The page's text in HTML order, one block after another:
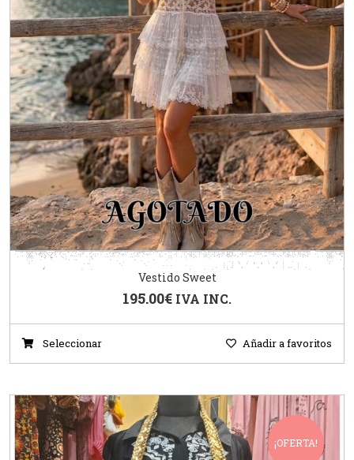
Vestido Sweet
195.00€ IVA INC.
Seleccionar Añadir a favoritos
¡OFERTA!